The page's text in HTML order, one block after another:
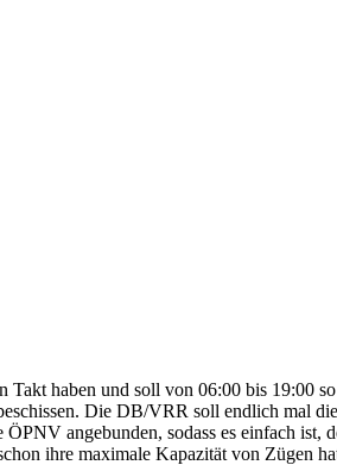
haben und soll von 06:00 bis 19:00
Die DB/VRR soll endlich mal
ÖPNV angebunden, sodass es einfach
ihre maximale Kapazität von Zügen